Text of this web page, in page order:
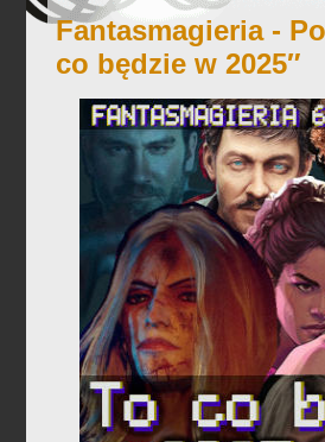
Fantasmagieria -
co będzie w 2025″